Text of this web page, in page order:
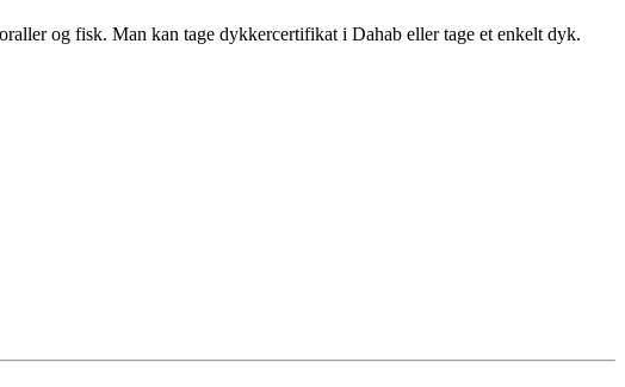
og fisk. Man kan tage dykkercertifikat i Dahab eller tage et enkelt dyk.